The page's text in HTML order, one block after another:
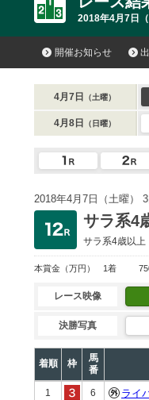
2018年4月7日
開催お知らせ
4月7日 （土曜）
4月8日 （日曜）
2018年4月7日（土曜）
サラ系4
サラ系4歳以上
本賞金 （万円） 1着
レース映像
決勝写真
着順 枠
馬
番
1 6 ライ